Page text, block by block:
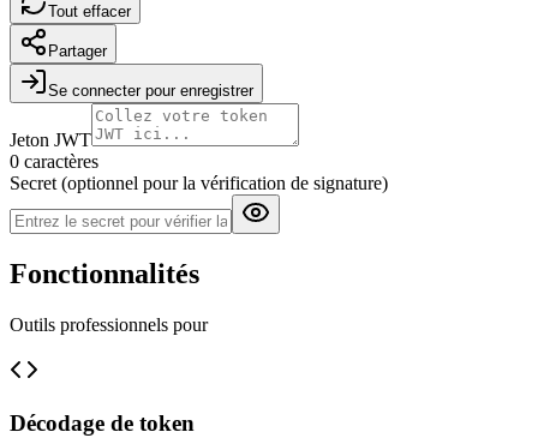
Tout effacer
Partager
Se connecter pour enregistrer
Jeton JWT
0 caractères
Secret (optionnel pour la vérification de signature)
Fonctionnalités
Outils professionnels pour
Décodage de token